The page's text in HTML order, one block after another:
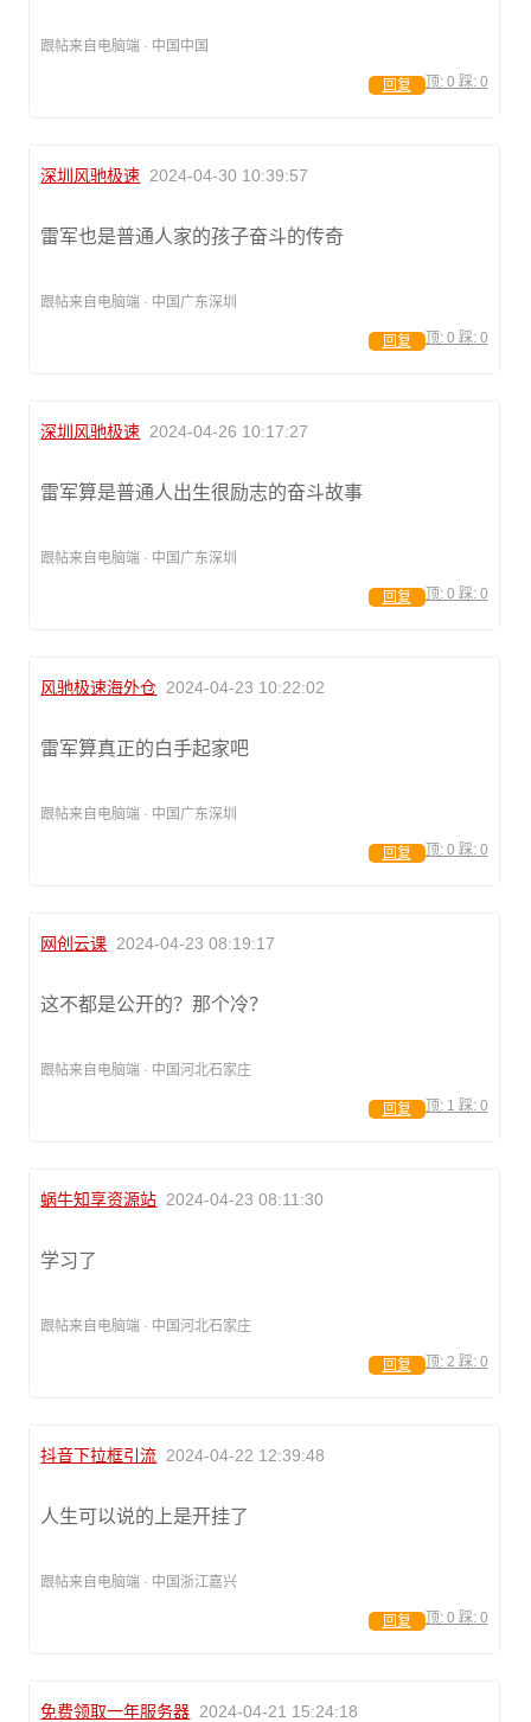
跟帖来自电脑端 · 中国中国
顶: 0 踩: 0
回复
深圳风驰极速 2024-04-30 10:39:57
雷军也是普通人家的孩子奋斗的传奇
跟帖来自电脑端 · 中国广东深圳
顶: 0 踩: 0
回复
深圳风驰极速 2024-04-26 10:17:27
雷军算是普通人出生很励志的奋斗故事
跟帖来自电脑端 · 中国广东深圳
顶: 0 踩: 0
回复
风驰极速海外仓 2024-04-23 10:22:02
雷军算真正的白手起家吧
跟帖来自电脑端 · 中国广东深圳
顶: 0 踩: 0
回复
网创云课 2024-04-23 08:19:17
这不都是公开的？那个冷？
跟帖来自电脑端 · 中国河北石家庄
顶: 1 踩: 0
回复
蜗牛知享资源站 2024-04-23 08:11:30
学习了
跟帖来自电脑端 · 中国河北石家庄
顶: 2 踩: 0
回复
抖音下拉框引流 2024-04-22 12:39:48
人生可以说的上是开挂了
跟帖来自电脑端 · 中国浙江嘉兴
顶: 0 踩: 0
回复
免费领取一年服务器 2024-04-21 15:24:18